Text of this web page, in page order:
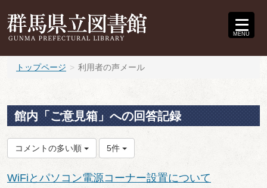
MENU
トップページ 利用者の声メール
館内「ご意見箱」への回答記録
コメントの多い順 5件
WiFiとパソコン電源コーナー設置について